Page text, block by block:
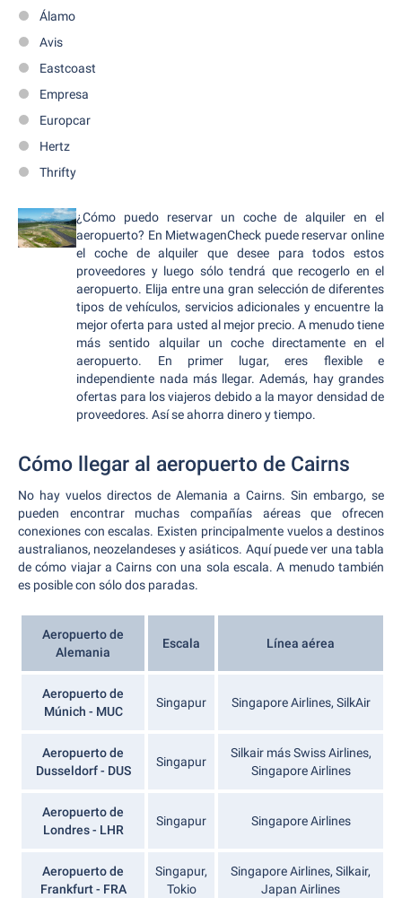
Álamo
Avis
Eastcoast
Empresa
Europcar
Hertz
Thrifty
¿Cómo puedo reservar un coche de alquiler en el
aeropuerto? En MietwagenCheck puede reservar online
el coche de alquiler que desee para todos estos
proveedores y luego sólo tendrá que recogerlo en el
aeropuerto. Elija entre una gran selección de diferentes
tipos de vehículos, servicios adicionales y encuentre la
mejor oferta para usted al mejor precio. A menudo tiene
más sentido alquilar un coche directamente en el
aeropuerto. En primer lugar, eres flexible e
independiente nada más llegar. Además, hay grandes
ofertas para los viajeros debido a la mayor densidad de
proveedores. Así se ahorra dinero y tiempo.
Cómo llegar al aeropuerto de Cairns
No hay vuelos directos de Alemania a Cairns. Sin embargo, se
pueden encontrar muchas compañías aéreas que ofrecen
conexiones con escalas. Existen principalmente vuelos a destinos
australianos, neozelandeses y asiáticos. Aquí puede ver una tabla
de cómo viajar a Cairns con una sola escala. A menudo también
es posible con sólo dos paradas.
Aeropuerto de
Alemania
Escala Línea aérea
Aeropuerto de
Múnich - MUC
Singapur Singapore Airlines, SilkAir
Aeropuerto de
Dusseldorf - DUS
Singapur
Silkair más Swiss Airlines,
Singapore Airlines
Aeropuerto de
Londres - LHR
Singapur Singapore Airlines
Aeropuerto de
Frankfurt - FRA
Singapur,
Tokio
Singapore Airlines, Silkair,
Japan Airlines